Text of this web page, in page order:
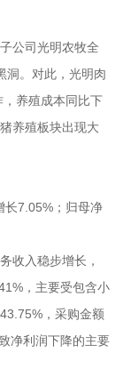
公司光明农牧全
洞。对此，光明肉
养殖成本同比下
养殖板块出现大
长7.05%；归母净
收入稳步增长，
，主要受包含小
，采购金额
净利润下降的主要